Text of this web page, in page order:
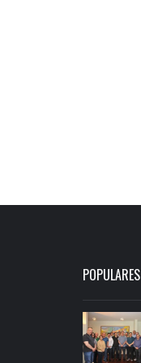
POPULARES